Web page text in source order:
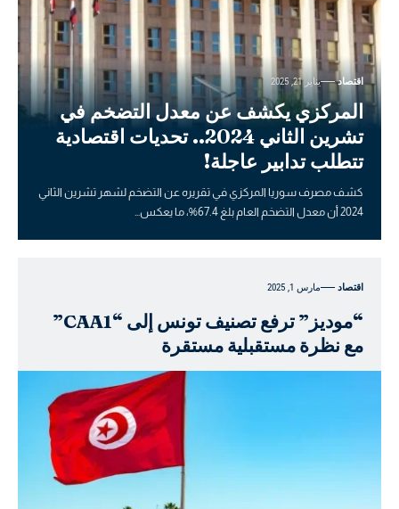
اقتصاد يناير 21, 2025
المركزي يكشف عن معدل التضخم في
تشرين الثاني 2024.. تحديات اقتصادية
تتطلب تدابير عاجلة!
كشف مصرف سوريا المركزي في تقريره عن التضخم لشهر تشرين الثاني
2024 أن معدل التضخم العام بلغ 67.4%، ما يعكس…
اقتصاد مارس 1, 2025
“موديز” ترفع تصنيف تونس إلى “CAA1”
مع نظرة مستقبلية مستقرة